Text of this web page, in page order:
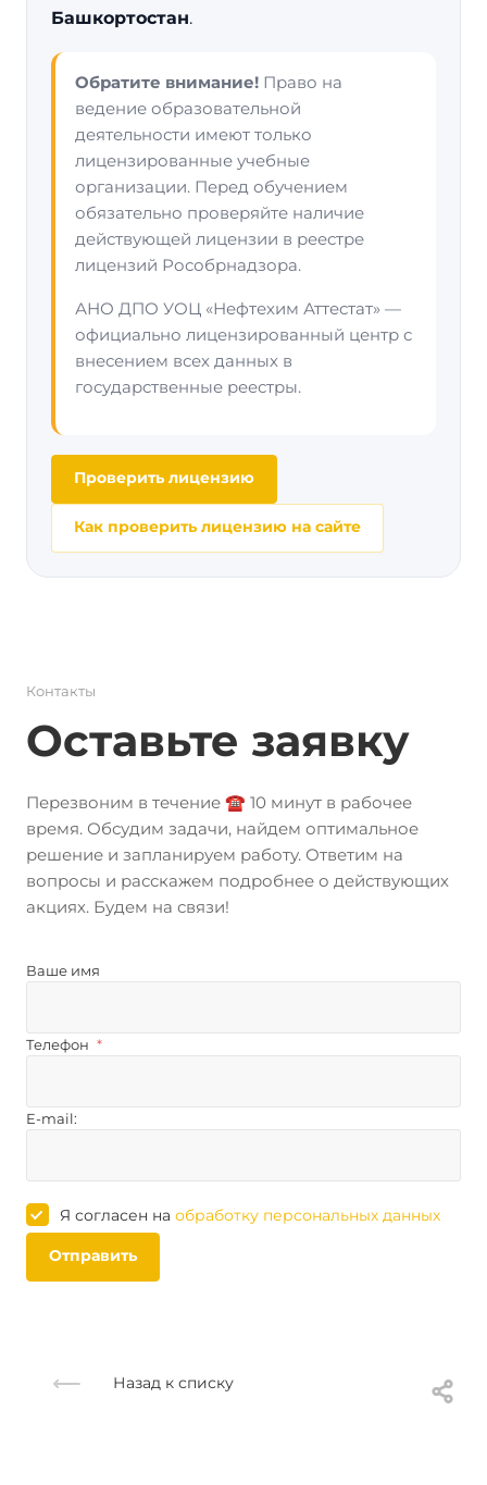
Башкортостан.
Обратите внимание! Право на
ведение образовательной
деятельности имеют только
лицензированные учебные
организации. Перед обучением
обязательно проверяйте наличие
действующей лицензии в реестре
лицензий Рособрнадзора.
АНО ДПО УОЦ «Нефтехим Аттестат» —
официально лицензированный центр с
внесением всех данных в
государственные реестры.
Проверить лицензию
Как проверить лицензию на сайте
Контакты
Оставьте заявку
Перезвоним в течение ☎️ 10 минут в рабочее
время. Обсудим задачи, найдем оптимальное
решение и запланируем работу. Ответим на
вопросы и расскажем подробнее о действующих
акциях. Будем на связи!
Ваше имя
Телефон *
E-mail:
Я согласен на обработку персональных данных
Отправить
Назад к списку